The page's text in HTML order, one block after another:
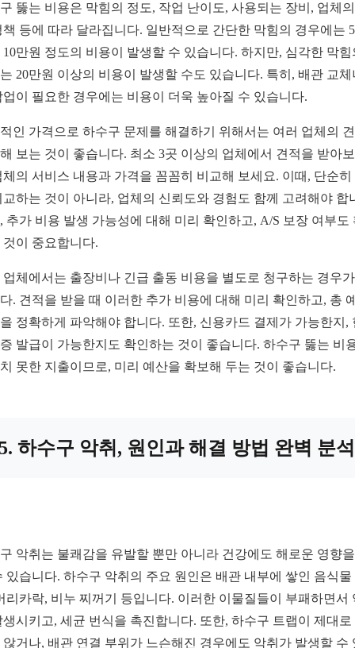
뚫는 비용은 막힘의 정도, 작업 난이도, 사용되는 장비, 업체
책 등에 따라 달라집니다. 일반적으로 간단한 막힘의 경우에는
10만원 정도의 비용이 발생할 수 있습니다. 하지만, 심각한 막힘
20만원 이상의 비용이 발생할 수도 있습니다. 특히, 배관 교체
업이 필요한 경우에는 비용이 더욱 높아질 수 있습니다.
인 가격으로 하수구 문제를 해결하기 위해서는 여러 업체의
보는 것이 좋습니다. 최소 3곳 이상의 업체에서 견적을 받아
체의 서비스 내용과 가격을 꼼꼼히 비교해 보세요. 이때, 단순히
교하는 것이 아니라, 업체의 신뢰도와 경험도 함께 고려해야 합
추가 비용 발생 가능성에 대해 미리 확인하고, A/S 보장 여부도
것이 중요합니다.
업체에서는 출장비나 긴급 출동 비용을 별도로 청구하는 경우
. 견적을 받을 때 이러한 추가 비용에 대해 미리 확인하고, 총
정확하게 파악해야 합니다. 또한, 신용카드 결제가 가능한지,
발급이 가능한지도 확인하는 것이 좋습니다. 하수구 뚫는 비
못한 지출이므로, 미리 예산을 확보해 두는 것이 좋습니다.
하수구 악취, 원인과 해결 방법 완벽 분석
악취는 불쾌감을 유발할 뿐만 아니라 건강에도 해로운 영향
있습니다. 하수구 악취의 주요 원인은 배관 내부에 쌓인 음식물
리카락, 비누 찌꺼기 등입니다. 이러한 이물질들이 부패하면서
생시키고, 세균 번식을 촉진합니다. 또한, 하수구 트랩이 제대로
않거나, 배관 연결 부위가 느슨해진 경우에도 악취가 발생할 수